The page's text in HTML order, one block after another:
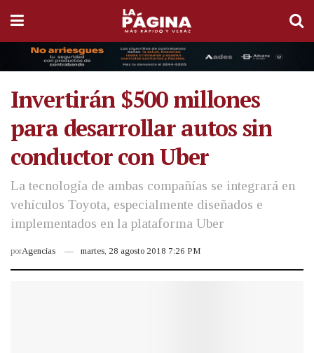
Invertirán $500 millones
para desarrollar autos sin
conductor con Uber
La tecnología de ambas compañías se integrará en
vehículos Toyota, especialmente diseñados e
implementados en la plataforma Uber
porAgencias martes, 28 agosto 2018 7:26 PM